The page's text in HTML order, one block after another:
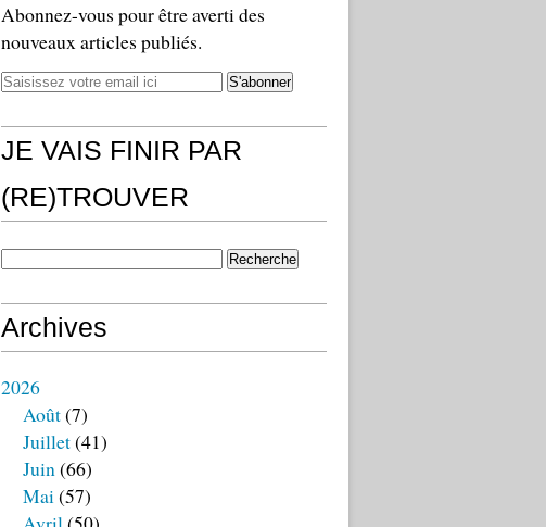
Abonnez-vous pour être averti des
nouveaux articles publiés.
JE VAIS FINIR PAR
(RE)TROUVER
Archives
2026
Août(7)
Juillet(41)
Juin(66)
Mai(57)